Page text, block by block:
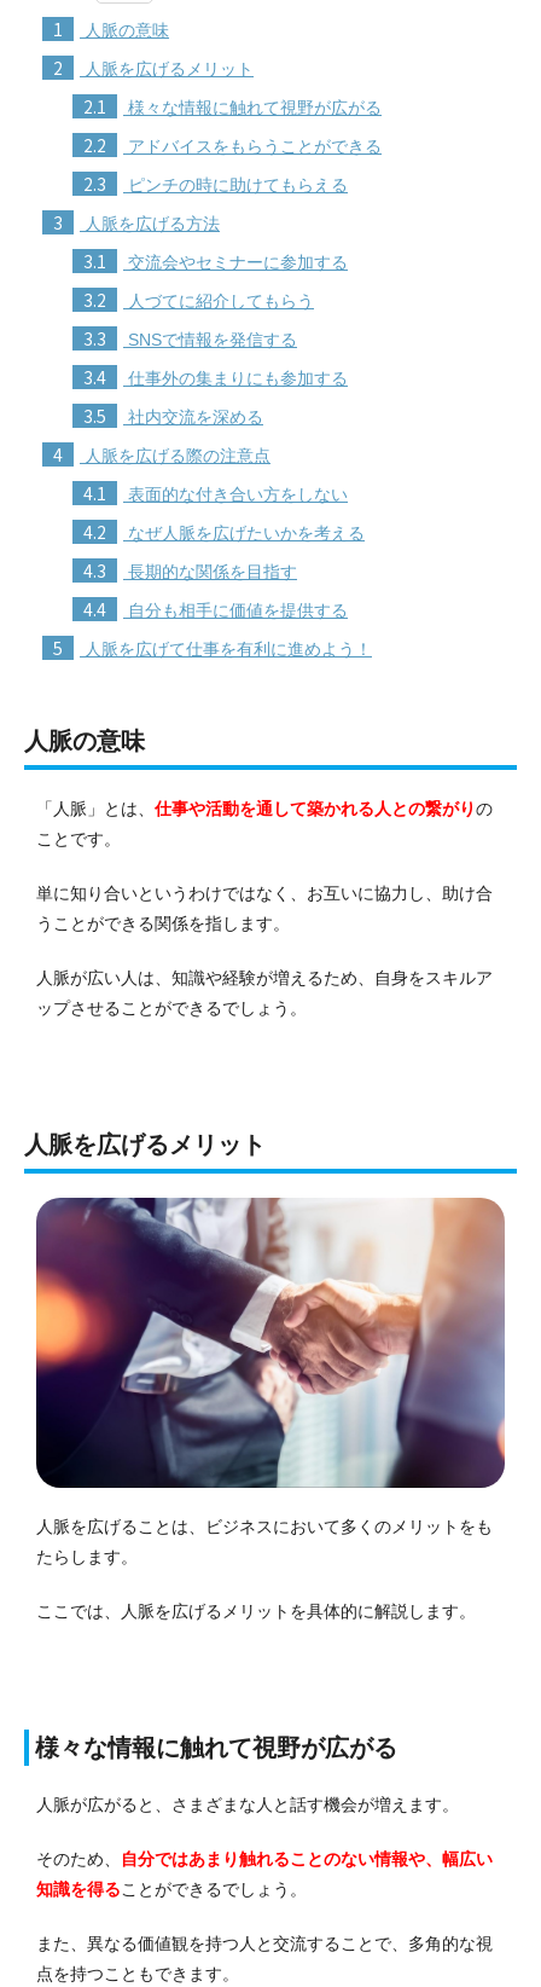
1 人脈の意味
2 人脈を広げるメリット
2.1 様々な情報に触れて視野が広がる
2.2 アドバイスをもらうことができる
2.3 ピンチの時に助けてもらえる
3 人脈を広げる方法
3.1 交流会やセミナーに参加する
3.2 人づてに紹介してもらう
3.3 SNSで情報を発信する
3.4 仕事外の集まりにも参加する
3.5 社内交流を深める
4 人脈を広げる際の注意点
4.1 表面的な付き合い方をしない
4.2 なぜ人脈を広げたいかを考える
4.3 長期的な関係を目指す
4.4 自分も相手に価値を提供する
5 人脈を広げて仕事を有利に進めよう！
人脈の意味
「人脈」とは、 仕事や活動を通して築かれる人との繋がりの
ことです。
単に知り合いというわけではなく、お互いに協力し、助け合
うことができる関係を指します。
人脈が広い人は、知識や経験が増えるため、自身をスキルア
ップさせることができるでしょう。
人脈を広げるメリット
人脈を広げることは、ビジネスにおいて多くのメリットをも
たらします。
ここでは、人脈を広げるメリットを具体的に解説します。
様々な情報に触れて視野が広がる
人脈が広がると、さまざまな人と話す機会が増えます。
そのため、
自分ではあまり触れることのない情報や、幅広い
知識を得ることができるでしょう。
また、異なる価値観を持つ人と交流することで、多角的な視
点を持つこともできます。